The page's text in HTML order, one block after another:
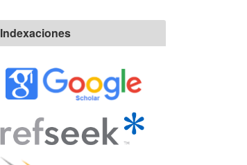
Indexaciones